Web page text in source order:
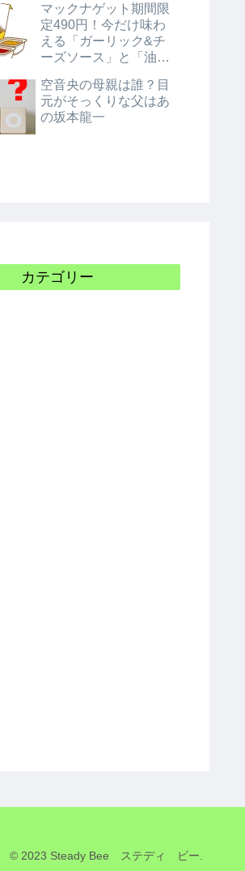
マックナゲット期間限
定490円！今だけ味わ
える「ガーリック&チ
ーズソース」と「油淋
空音央の母親は誰？目
元がそっくりな父はあ
の坂本龍一
カテゴリー
© 2023 Steady Bee ステディ ビー.